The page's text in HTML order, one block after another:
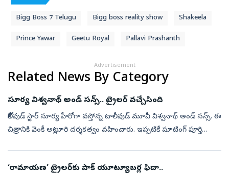
Bigg Boss 7 Telugu Bigg boss reality show Shakeela
Prince Yawar Geetu Royal Pallavi Prashanth
Advertisement
Related News By Category
సూర్య విశ్వనాథ్ అండ్ సన్స్.. ట్రైలర్ వచ్చేసింది
కోలీవుడ్ స్టార్ సూర్య హీరోగా వస్తోన్న టాలీవుడ్ మూవీ విశ్వనాథ్ అండ్ సన్స్. ఈ
చిత్రానికి వెంకీ అట్లూరి దర్శకత్వం వహించారు. ఇప్పటికే షూటింగ్ పూర్తి
‘రామాయణ’ ట్రైలర్‌కు పాక్‌ యూట్యూబర్ల ఫిదా..